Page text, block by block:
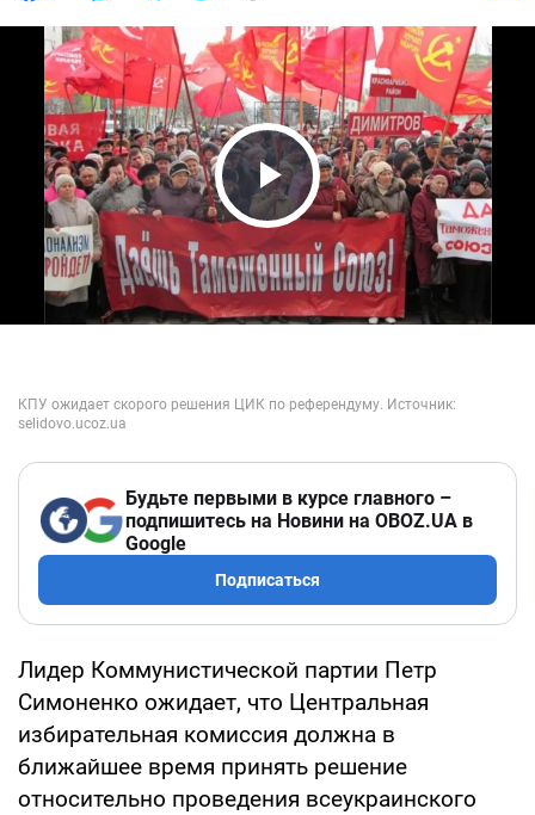
Play Video
Будьте первыми в курсе главного –
подпишитесь на Новини на OBOZ.UA в
Google
Подписаться
Лидер Коммунистической партии Петр
Симоненко ожидает, что Центральная
избирательная комиссия должна в
ближайшее время принять решение
относительно проведения всеукраинского